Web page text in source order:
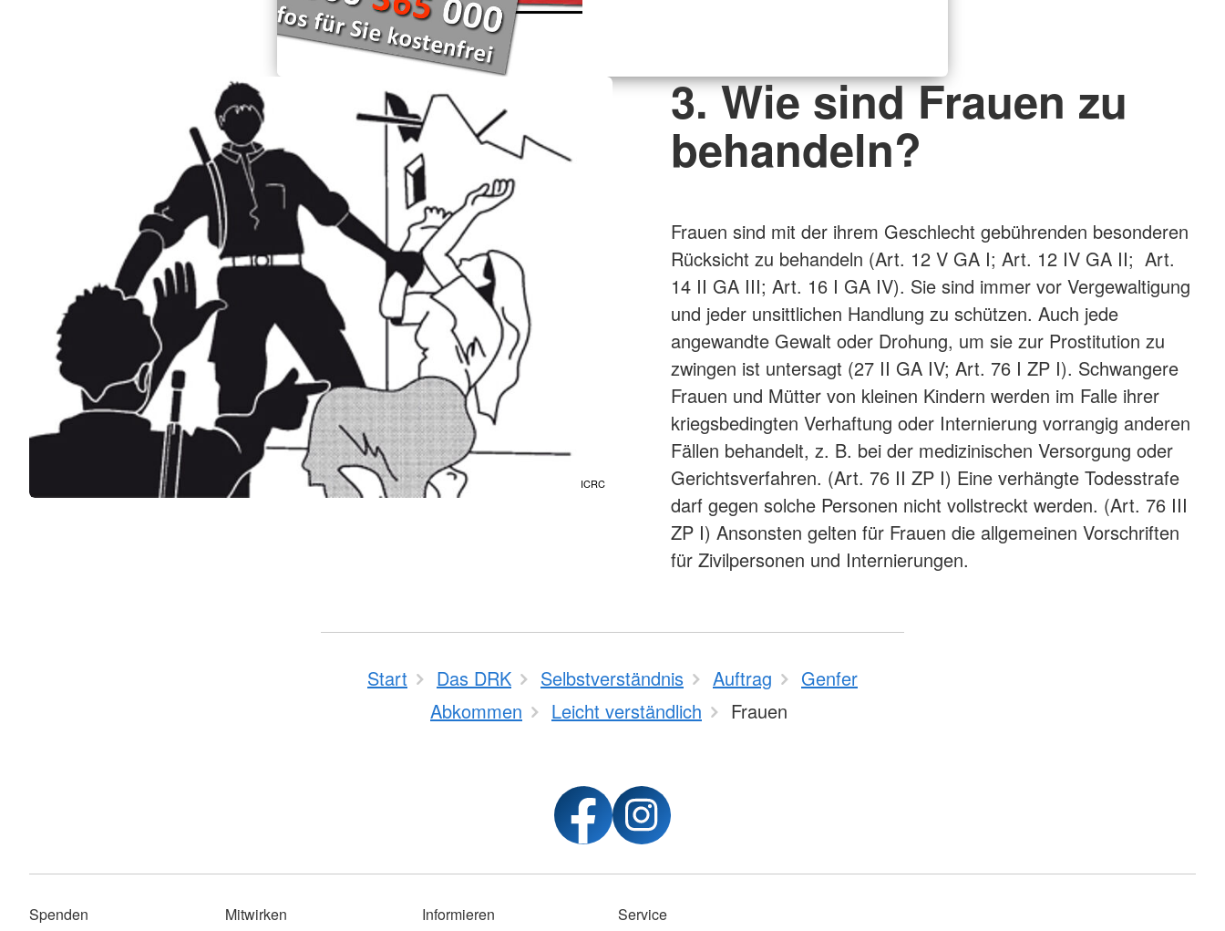
ICRC
3. Wie sind Frauen zu
behandeln?
Frauen sind mit der ihrem Geschlecht gebührenden besonderen
Rücksicht zu behandeln (Art. 12 V GA I; Art. 12 IV GA II; Art.
14 II GA III; Art. 16 I GA IV). Sie sind immer vor Vergewaltigung
und jeder unsittlichen Handlung zu schützen. Auch jede
angewandte Gewalt oder Drohung, um sie zur Prostitution zu
zwingen ist untersagt (27 II GA IV; Art. 76 I ZP I). Schwangere
Frauen und Mütter von kleinen Kindern werden im Falle ihrer
kriegsbedingten Verhaftung oder Internierung vorrangig anderen
Fällen behandelt, z. B. bei der medizinischen Versorgung oder
Gerichtsverfahren. (Art. 76 II ZP I) Eine verhängte Todesstrafe
darf gegen solche Personen nicht vollstreckt werden. (Art. 76 III
ZP I) Ansonsten gelten für Frauen die allgemeinen Vorschriften
für Zivilpersonen und Internierungen.
Start Das DRK Selbstverständnis Auftrag
Genfer
Abkommen
Leicht verständlich Frauen
Spenden Mitwirken Informieren Service